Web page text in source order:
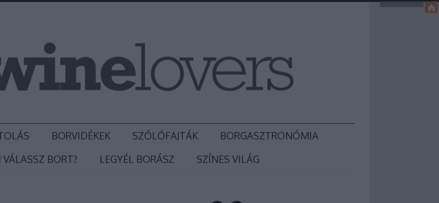
BORVIDÉKEK SZŐLŐFAJTÁK
BORGASZTRONÓMIA
BORT?
LEGYÉL BORÁSZ SZÍNES VILÁG